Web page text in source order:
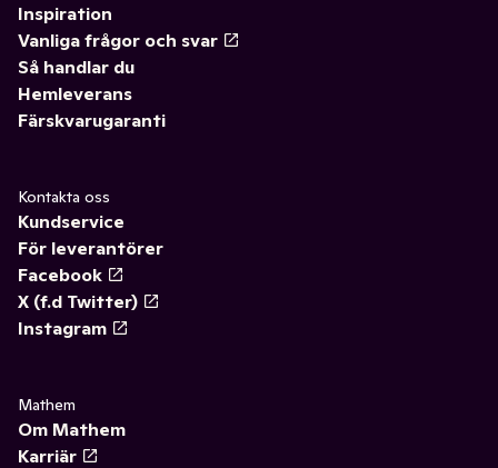
Inspiration
Vanliga frågor och svar
Så handlar du
Hemleverans
Färskvarugaranti
Kontakta oss
Kundservice
För leverantörer
Facebook
X (f.d Twitter)
Instagram
Mathem
Om Mathem
Karriär